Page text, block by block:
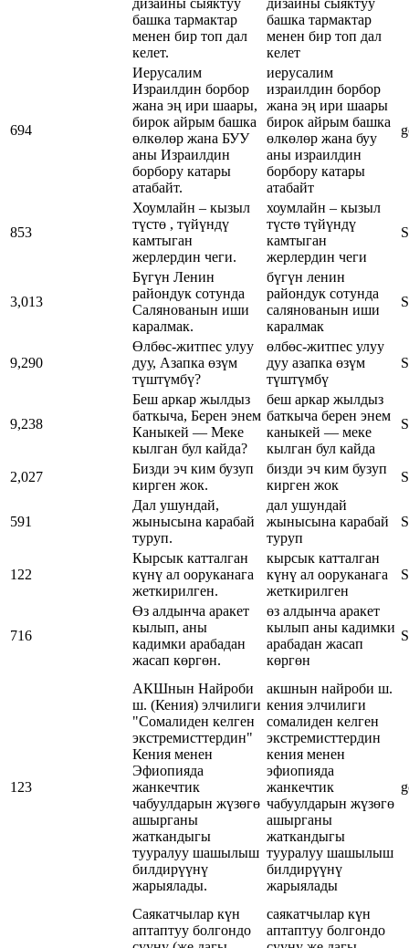
башка тармактар
менен бир топ дал
келет.
башка тармактар
менен бир топ дал
келет
694
Иерусалим
Израилдин борбор
жана эң ири шаары,
бирок айрым башка
өлкөлөр жана БУУ
аны Израилдин
борбору катары
атабайт.
иерусалим
израилдин борбор
жана эң ири шаары
бирок айрым башка
өлкөлөр жана буу
аны израилдин
борбору катары
атабайт
853
Хоумлайн – кызыл
түстө , түйүндү
камтыган
жерлердин чеги.
хоумлайн – кызыл
түстө түйүндү
камтыган
жерлердин чеги
3,013
Бүгүн Ленин
райондук сотунда
Салянованын иши
каралмак.
бүгүн ленин
райондук сотунда
салянованын иши
каралмак
9,290
Өлбөс-житпес улуу
дуу, Азапка өзүм
түштүмбү?
өлбөс-житпес улуу
дуу азапка өзүм
түштүмбү
9,238
Беш аркар жылдыз
баткыча, Берен энем
Каныкей — Меке
кылган бул кайда?
беш аркар жылдыз
баткыча берен энем
каныкей — меке
кылган бул кайда
2,027
Бизди эч ким бузуп
кирген жок.
бизди эч ким бузуп
кирген жок
591
Дал ушундай,
жынысына карабай
туруп.
дал ушундай
жынысына карабай
туруп
122
Кырсык катталган
күнү ал ооруканага
жеткирилген.
кырсык катталган
күнү ал ооруканага
жеткирилген
716
Өз алдынча аракет
кылып, аны
кадимки арабадан
жасап көргөн.
өз алдынча аракет
кылып аны кадимки
арабадан жасап
көргөн
123
АКШнын Найроби
ш. (Кения) элчилиги
"Сомалиден келген
экстремисттердин"
Кения менен
Эфиопияда
жанкечтик
чабуулдарын жүзөгө
ашырганы
жаткандыгы
тууралуу шашылыш
билдирүүнү
жарыялады.
акшнын найроби ш.
кения элчилиги
сомалиден келген
экстремисттердин
кения менен
эфиопияда
жанкечтик
чабуулдарын жүзөгө
ашырганы
жаткандыгы
тууралуу шашылыш
билдирүүнү
жарыялады
Саякатчылар күн
аптаптуу болгондо
саякатчылар күн
аптаптуу болгондо